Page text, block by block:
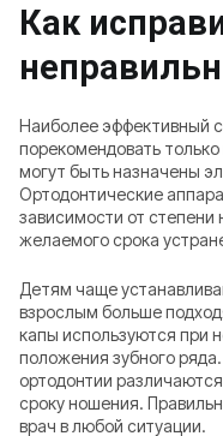
Как
Наиболее эффективный
порекомендовать
могут быть назначены
Ортодонтические
зависимости от степени
желаемого срока
Детям чаще
взрослым больше
капы используются при
положения зубного
ортодонтии
сроку ношения.
врач в любой ситуации.